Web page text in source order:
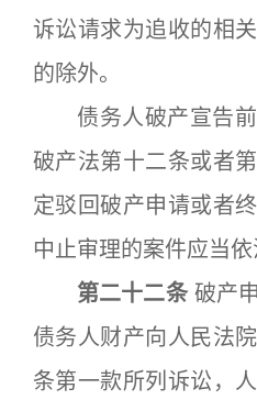
诉讼请求为追收的相
的除外。
债务人破产宣告前
破产法第十二条或者
定驳回破产申请或者
中止审理的案件应当依
第二十二条破产
债务人财产向人民法
条第一款所列诉讼，